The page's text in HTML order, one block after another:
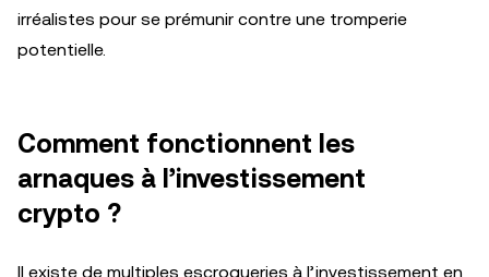
irréalistes pour se prémunir contre une tromperie
potentielle.
Comment fonctionnent les
arnaques à l’investissement
crypto ?
Il existe de multiples escroqueries à l’investissement en